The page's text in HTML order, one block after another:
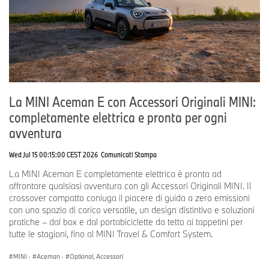
casco fino alla taglia 61. Un ulteriore spazio di stoccaggio è fornito
da quattro tasche esterne resistenti agli spruzzi d'acqua e uno
scomparto interno in rete nella parte superiore. Ulteriori bagagli
possono essere fissati all'esterno tramite due cinghie di fissaggio
con fibbie.
Lo zaino è realizzato in resistente tessuto di poliestere rivestito in
TPU. Le spalline regolabili, imbottite e permeabili all'aria e una
maniglia di trasporto sulla parte superiore e sulle tasche esterne
anteriori lo rendono molto comodo da trasportare. La cinghia
pettorale è regolabile in lunghezza. Due tasche con cerniera, ad
esempio per lo smartphone, sono integrate nella cintura
ergonomica garantisce una vestibilità confortevole anche se
indossata per molto tempo. La dotazione comprende due cinghie
aggiuntive con fibbie per il fissaggio alla moto.
Il Black Collection backpackè nero e dispone di materiale
riflettente sulle spalline. La fodera interna è realizzata al 100% in
poliammide. La stampa riflettente BMW Motorrad è presente
anche sulla tasca esterna.
Volume:25 - 30 l
La MINI Aceman E con Accessori Originali MINI:
completamente elettrica e pronta per ogni
avventura
Wed Jul 15 00:15:00 CEST 2026 Comunicati Stampa
La MINI Aceman E completamente elettrica è pronta ad
affrontare qualsiasi avventura con gli Accessori Originali MINI. Il
crossover compatto coniuga il piacere di guida a zero emissioni
con uno spazio di carico versatile, un design distintivo e soluzioni
pratiche – dal box e dal portabiciclette da tetto ai tappetini per
tutte le stagioni, fino al MINI Travel & Comfort System.
MINI · Aceman · Optional, Accessori